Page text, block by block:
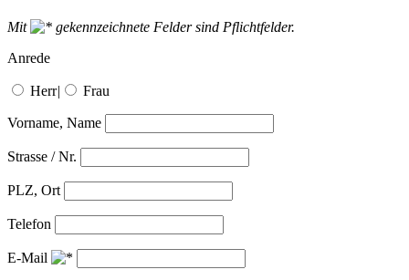
Mit
gekennzeichnete Felder sind Pflichtfelder.
Anrede
Herr| Frau
Vorname, Name
Strasse / Nr.
PLZ, Ort
Telefon
E-Mail